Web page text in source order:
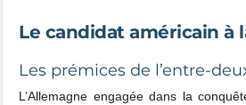
Le candidat américain à
Les prémices de l’entre-
L’Allemagne engagée dans la